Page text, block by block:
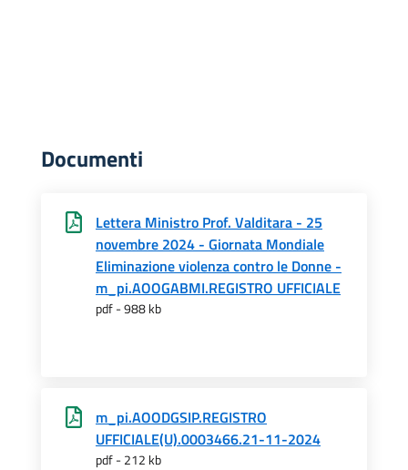
Documenti
Lettera Ministro Prof. Valditara - 25
novembre 2024 - Giornata Mondiale
Eliminazione violenza contro le Donne -
m_pi.AOOGABMI.REGISTRO UFFICIALE
pdf - 988 kb
m_pi.AOODGSIP.REGISTRO
UFFICIALE(U).0003466.21-11-2024
pdf - 212 kb